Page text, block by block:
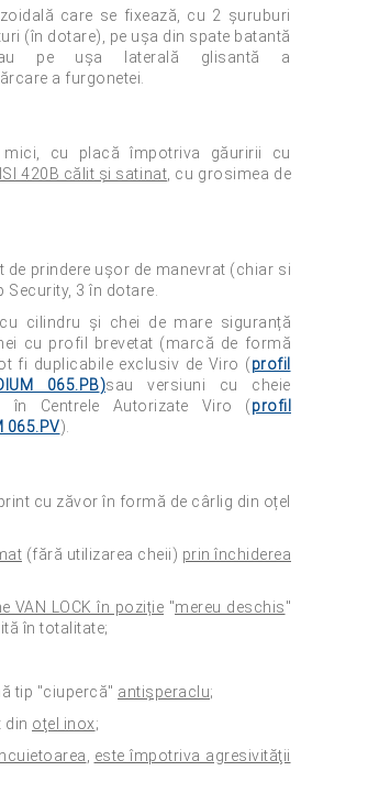
care se fixează, cu 2 șuruburi
(în dotare), pe ușa din spate batantă
pe ușa laterală glisantă a
a furgonetei.
cu placă împotriva găuririi cu
420B călit și satinat , cu grosimea de
de prindere ușor de manevrat (chiar si
3 în dotare.
cilindru și chei de mare siguranță
cu profil brevetat (marcă de formă
fi duplicabile exclusiv de Viro (profil
065.PB)sau versiuni cu cheie
în Centrele Autorizate Viro (profil
065.PV).
cu zăvor în formă de cârlig din oțel
(fără utilizarea cheii) prin închiderea
VAN LOCK în poziție "mereu deschis"
în totalitate;
tip "ciupercă" antişperaclu;
din oţel inox;
este împotriva agresivităţii